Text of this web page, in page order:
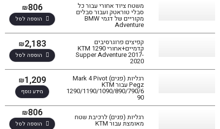
משטח ציוד אחורי עבור כל
סבלי טוראטק ועבור סבלים
מקוריים של דגמי BMW
Adventure
₪806
הוספה לסל
קפיצים פרוגרסיבים
קדמיים+אחורי KTM 1290
Supper Adventure 2017-
2020
₪2,183
הוספה לסל
רגליות (פגים) Mark 4 Pivot
Pegz עבור KTM
1290/1190/1090/890/790/6
90
₪1,209
מידע נוסף
רגליות (פגים) לרכיבת שטח
מאומצת עבור KTM
₪806
הוספה לסל